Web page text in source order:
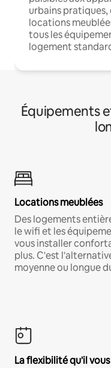
urbains pratiques,
locations
tous les
logement
Équipements
Locations meublées
Des logements
le wifi et les
vous installer
plus. C'est
moyenne ou longue
La flexibilité qu'il